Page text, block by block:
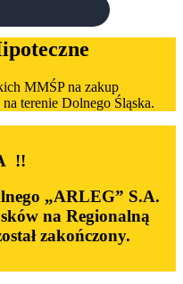
MMŚP na zakup
terenie Dolnego Śląska.
!!
„ARLEG” S.A.
na Regionalną
zakończony.